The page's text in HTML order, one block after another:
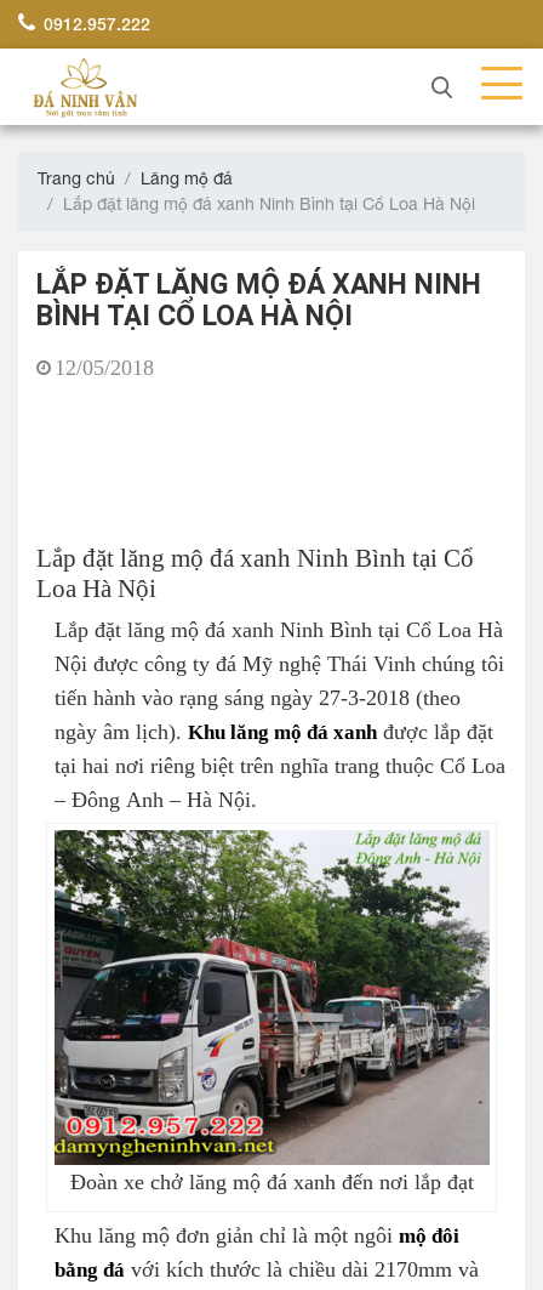
0912.957.222
Trang chủ
Lăng mộ đá
Lắp đặt lăng mộ đá xanh Ninh Bình tại Cổ Loa Hà Nội
LẮP ĐẶT LĂNG MỘ ĐÁ XANH NINH
BÌNH TẠI CỔ LOA HÀ NỘI
12/05/2018
Lắp đặt lăng mộ đá xanh Ninh Bình tại Cổ
Loa Hà Nội
Lắp đặt lăng mộ đá xanh Ninh Bình tại Cổ Loa Hà
Nội được công ty đá Mỹ nghệ Thái Vinh chúng tôi
tiến hành vào rạng sáng ngày 27-3-2018 (theo
ngày âm lịch). Khu lăng mộ đá xanh được lắp đặt
tại hai nơi riêng biệt trên nghĩa trang thuộc Cổ Loa
– Đông Anh – Hà Nội.
Đoàn xe chở lăng mộ đá xanh đến nơi lắp đạt
Khu lăng mộ đơn giản chỉ là một ngôi mộ đôi
bằng đá với kích thước là chiều dài 2170mm và